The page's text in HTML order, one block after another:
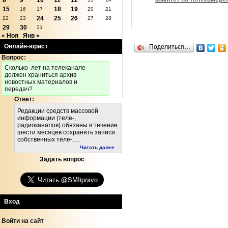
15 16 17 18 19 20
21
22
23 24 25 26 27 28
29 30 31
« Ноя
Янв »
Онлайн-юрист
Вопрос:
Cколько лет на телеканале
должен храниться архив
новостных материалов и
передач?
Ответ:
Редакции средств массовой
информации (теле-,
радиоканалов) обязаны в течение
шести месяцев сохранять записи
собственных теле-,…
Читать далее
Задать вопрос
Вход
Войти на сайт
Поделиться…